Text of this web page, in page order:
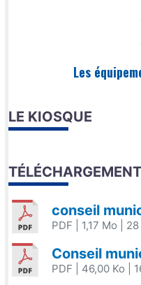
Les
LE KIOSQUE
conseil
PDF | 1,17 Mo |
Conseil
PDF | 46,00 Ko |